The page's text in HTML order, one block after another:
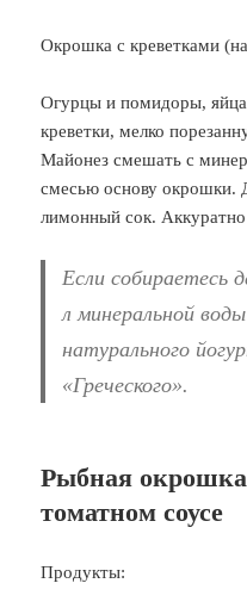
Окрошка с креветками
Огурцы и помидоры, яйца
креветки, мелко
Майонез смешать с
смесью основу окрошки.
лимонный сок.
Если собираетесь
л минеральной
натурального
«Греческого».
Рыбная
томатном соусе
Продукты: